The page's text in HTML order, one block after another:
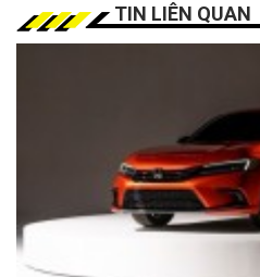
TIN LIÊN QUAN